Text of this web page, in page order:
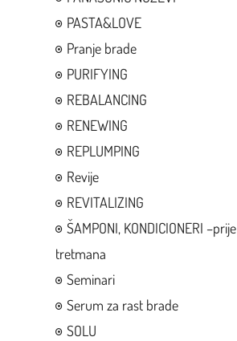
PASTA&LOVE
Pranje brade
PURIFYING
REBALANCING
RENEWING
REPLUMPING
Revije
REVITALIZING
ŠAMPONI, KONDICIONERI
tretmana
Seminari
Serum za rast brade
SOLU